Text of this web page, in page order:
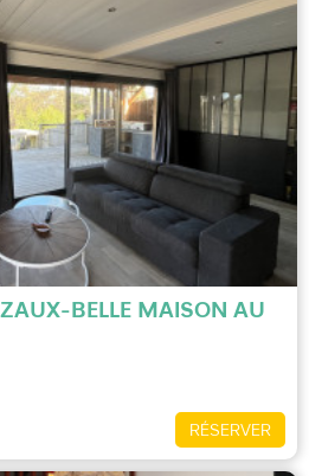
BELLE MAISON AU
RÉSERVER